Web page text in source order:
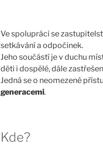
Ve spolupráci se
setkávání a odpočinek.
Jeho součástí je v duchu
děti i dospělé, dále
Jedná se o neomezeně
generacemi.
Kde?